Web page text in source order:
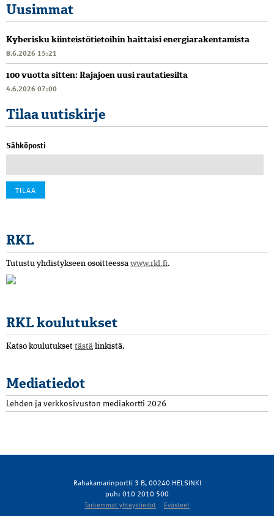
Uusimmat
Kyberisku kiinteistötietoihin haittaisi energiarakentamista
8.6.2026 15:21
100 vuotta sitten: Rajajoen uusi rautatiesilta
4.6.2026 07:00
Tilaa uutiskirje
Sähköposti
RKL
Tutustu yhdistykseen osoitteessa www.rkl.fi.
RKL koulutukset
Katso koulutukset tästä linkistä.
Mediatiedot
Lehden ja verkkosivuston mediakortti 2026
Rahakamarinportti 3 B, 00240 HELSINKI
puh: 010 2010 500
Tarkemmat yhteystiedot Evästeet